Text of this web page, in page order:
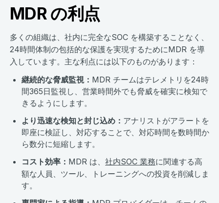
MDR の利点
多くの組織は、社内に完全なSOC を構築することなく、
24時間体制の包括的な保護を実現するためにMDR を導
入しています。主な利点には以下のものがあります：
継続的な脅威監視： MDR チームはテレメトリを24時
間365日監視し、営業時間外でも脅威を確実に検知で
きるようにします。
より迅速な検知と封じ込め： アナリストがアラートを
即座に検証し、対応することで、対応時間を数時間か
ら数分に短縮します。
コスト効率： MDR は、 社内SOC 業務に関連する高
額な人員、ツール、トレーニングへの投資を削減しま
す。